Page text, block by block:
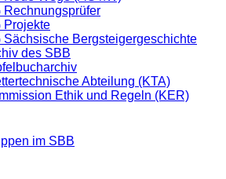
Rechnungsprüfer
Projekte
Sächsische Bergsteigergeschichte
des SBB
Abteilung (KTA)
Ethik und Regeln (KER)
im SBB